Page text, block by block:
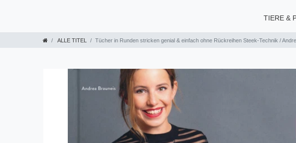
TIERE &
ALLE TITEL Tücher in Runden stricken genial & einfach ohne Rückreihen Steek-Technik /